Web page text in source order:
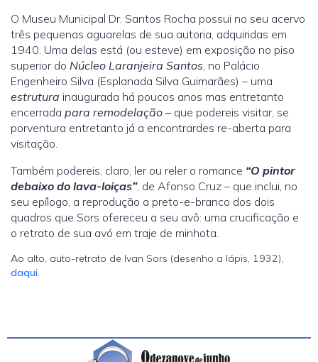
O Museu Municipal Dr. Santos Rocha possui no seu acervo
três pequenas aguarelas de sua autoria, adquiridas em
1940. Uma delas está (ou esteve) em exposição no piso
superior do Núcleo Laranjeira Santos, no Palácio
Engenheiro Silva (Esplanada Silva Guimarães) – uma
estrutura inaugurada há poucos anos mas entretanto
encerrada para remodelação –que podereis visitar, se
porventura entretanto já a encontrardes re-aberta para
visitação.
Também podereis, claro, ler ou reler o romance “O pintor
debaixo do lava-loiças”, de Afonso Cruz – que inclui, no
seu epílogo, a reprodução a preto-e-branco dos dois
quadros que Sors ofereceu a seu avô: uma crucificação e
o retrato de sua avó em traje de minhota.
Ao alto, auto-retrato de Ivan Sors (desenho a lápis, 1932),
daqui.